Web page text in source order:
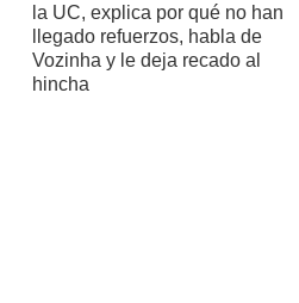
la UC, explica por qué no han
llegado refuerzos, habla de
Vozinha y le deja recado al
hincha